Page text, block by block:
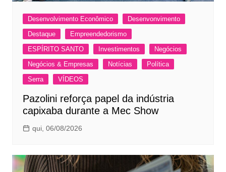
Desenvolvimento Econômico
Desenvonvimento
Destaque
Empreendedorismo
ESPÍRITO SANTO
Investimentos
Negócios
Negócios & Empresas
Notícias
Política
Serra
VÍDEOS
Pazolini reforça papel da indústria
capixaba durante a Mec Show
qui, 06/08/2026